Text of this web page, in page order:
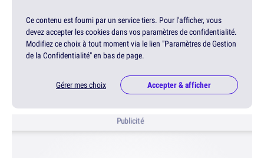
Ce contenu est fourni par un service tiers. Pour l'afficher, vous
devez accepter les cookies dans vos paramètres de confidentialité.
Modifiez ce choix à tout moment via le lien "Paramètres de Gestion
de la Confidentialité" en bas de page.
Gérer mes choix Accepter & afficher
Publicité